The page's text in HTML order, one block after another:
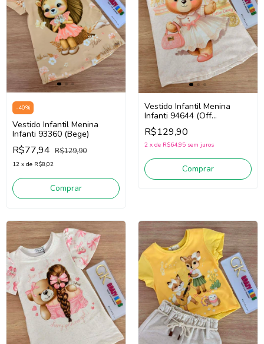
-40%
Vestido Infantil Menina
Infanti 93360 (Bege)
R$77,94 R$129,90
12 x de R$8,02
Comprar
Vestido Infantil Menina
Infanti 94644 (Off
White/Rosa)
R$129,90
2 x de R$64,95 sem juros
Comprar